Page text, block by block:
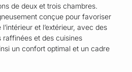
de deux et trois chambres.
conçue pour favoriser
et l’extérieur, avec des
raffinées et des cuisines
un confort optimal et un cadre